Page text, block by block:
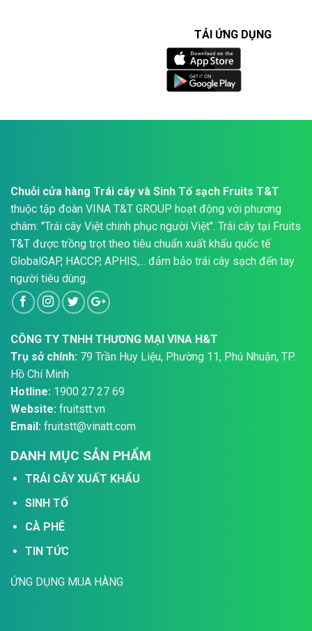
TẢI ỨNG DỤNG
Chuỗi cửa hàng Trái cây và Sinh Tố sạch Fruits T&T
thuộc tập đoàn VINA T&T GROUP hoạt động với phương
châm: "Trái cây Việt chinh phục người Việt". Trái cây tại Fruits
T&T được trồng trọt theo tiêu chuẩn xuất khẩu quốc tế
GlobalGAP, HACCP, APHIS,... đảm bảo trái cây sạch đến tay
người tiêu dùng.
CÔNG TY TNHH THƯƠNG MẠI VINA H&T
Trụ sở chính: 79 Trần Huy Liệu, Phường 11, Phú Nhuận, TP.
Hồ Chí Minh
Hotline: 1900 27 27 69
Website: fruitstt.vn
Email: fruitstt@vinatt.com
DANH MỤC SẢN PHẨM
TRÁI CÂY XUẤT KHẨU
SINH TỐ
CÀ PHÊ
TIN TỨC
ỨNG DỤNG MUA HÀNG